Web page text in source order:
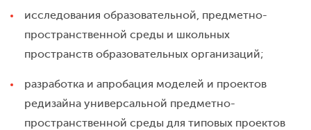
исследования образовательной, предметно-
пространственной среды и школьных
пространств образовательных организаций;
разработка и апробация моделей и проектов
редизайна универсальной предметно-
пространственной среды для типовых проектов